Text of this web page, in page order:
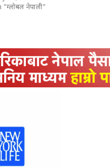
"ग्लोबल नेपाली"